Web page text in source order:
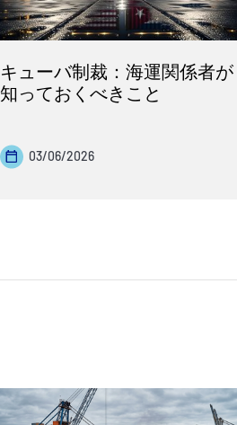
キューバ制裁：海運関係者が
知っておくべきこと
03/06/2026